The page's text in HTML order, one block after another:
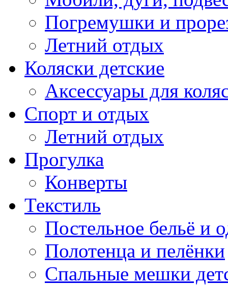
Погремушки и
Летний отдых
Коляски детские
Аксессуары для
Спорт и отдых
Летний отдых
Прогулка
Конверты
Текстиль
Постельное бельё и
Полотенца и пелёнки
Спальные мешки